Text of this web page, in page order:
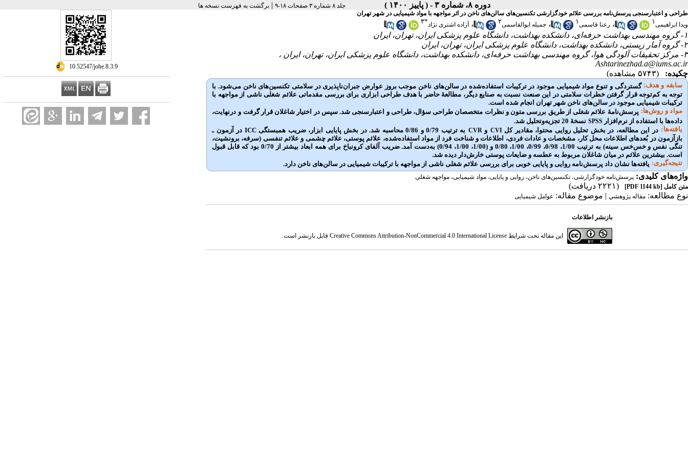
دوره ۸، شماره ۳ - ( پاییز ۱۴۰۰ ) جلد ۸ شماره ۳ صفحات ۱۸-۹ |برگشت به فهرست نسخه ها
‎ 10.52547/johe.8.3.9
طراحی و اعتبارسنجی پرسش‌نامه بررسی علائم خودگزارشی تکنسین‌های سالن‌های ناخن در اثر مواجهه با مواد شیمیایی در شهر تهران
ویدا ابراهیمی۱ ، رعنا قاسمی۱ ، جمیله ابوالقاسمی۲ ، آزاده اشتری نژاد*۳
۱- گروه مهندسی بهداشت حرفه‌ای، دانشکده بهداشت، دانشگاه علوم پزشکی ایران، تهران، ایران
۲- گروه آمار زیستی، دانشکده بهداشت، دانشگاه علوم پزشکی ایران، تهران، ایران
۳- مرکز تحقیقات آلودگی هوا، گروه مهندسی بهداشت حرفه‌ای، دانشکده بهداشت، دانشگاه علوم پزشکی ایران، تهران، ایران ،
Ashtarinezhad.a@iums.ac.ir
چکیده:
(۵۷۴۳ مشاهده)
سابقه و هدف: گستردگی و تنوع مواد شیمیایی موجود در ترکیبات استفاده‌شده در سالن‌های ناخن موجب بروز عوارض جبران‌ناپذیری در سلامتی تکنسین‌های ناخن می‌شود. با
توجه به کم‌توجه قرار گرفتن خطرات سلامتی در این صنعت نسبت به صنایع دیگر، مطالعۀ حاضر با هدف طراحی ابزاری برای بررسی مقدماتی علائم شغلی ناشی از مواجهه با
ترکیبات شیمیایی موجود در سالن‌های ناخن شهر تهران انجام شده است.
مواد و روش‌‌ها: پرسش‌نامۀ علائم شغلی از طریق بررسی متون و نظرات متخصصان طراحی سؤال، طراحی و اعتبارسنجی شد. سپس در اختیار شاغلان قرار گرفت و درنهایت،
داده‌ها با استفاده از نرم‌افزار SPSS نسخۀ 20 تجزیه‌وتحلیل شد.
یافته‌ها: در این مطالعه، در بخش تحلیل روایی محتوا، مقادیر کلCVI و CVR
به ترتیب 0/79 و 0/86 محاسبه شد. در بخش پایایی ابزار، ضریب همبستگی ICC در آزمون ـ
بازآزموندر بُعدهای اطلاعات محل کار، مشخصات و عادات فردی، اطلاعات و شناخت فرد از مواد استفاده‌شده، علائم پوستی، علائم چشمی و علائم تنفسی (سرفه، برونشیت،
تنگی نفس و خس‌خس سینه) به ترتیب 1/00، 0/98، 0/99، 1/00، 0/80 و (1/00، 1/00، 0/94) به‌دست آمد. ضریب آلفای کرونباخ برای همه ابعاد بیشتر از 0/70 بود که قابل قبول
است. بیشترین علائم در میان شاغلان مربوط به عطسه و ضایعات پوستی خارش‌دار دیده شد.
نتیجه‌گیری: یافته‌ها نشان داد پرسش‌نامه روایی و پایایی خوبی برای بررسی علائم شغلی ناشی از مواجهه با ترکیبات شیمیایی در سالن‌های ناخن دارد.
واژه‌های کلیدی: پرسش‌نامه خودگزارشی، تکنسین‌های ناخن، روایی و پایایی، مواد شیمیایی، مواجهه شغلی
متن کامل [PDF 1144 kb]
(۲۲۲۱ دریافت)
نوع مطالعه: مقاله پژوهشي | موضوع مقاله: عوامل شیمیایی
بازنشر اطلاعات
این مقاله تحت شرایط Creative Commons Attribution-NonCommercial 4.0 International Licenseقابل بازنشر است.